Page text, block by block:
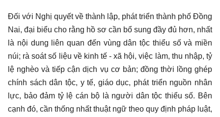
Đối với Nghị quyết về thành lập, phát triển thành phố Đồng
Nai, đại biểu cho rằng hồ sơ cần bổ sung đầy đủ hơn, nhất
là nội dung liên quan đến vùng dân tộc thiểu số và miền
núi; rà soát số liệu về kinh tế - xã hội, việc làm, thu nhập, tỷ
lệ nghèo và tiếp cận dịch vụ cơ bản; đồng thời lồng ghép
chính sách dân tộc, y tế, giáo dục, phát triển nguồn nhân
lực, bảo đảm tỷ lệ cán bộ là người dân tộc thiểu số. Bên
cạnh đó, cần thống nhất thuật ngữ theo quy định pháp luật,